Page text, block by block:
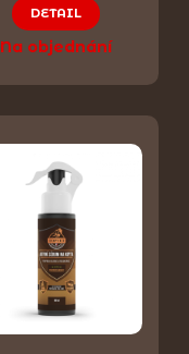
DETAIL
Na objednání